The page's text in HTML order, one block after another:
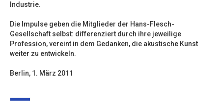
Industrie.
Die Impulse geben die Mitglieder der Hans-Flesch-
Gesellschaft selbst: differenziert durch ihre jeweilige
Profession, vereint in dem Gedanken, die akustische Kunst
weiter zu entwickeln.
Berlin, 1. März 2011